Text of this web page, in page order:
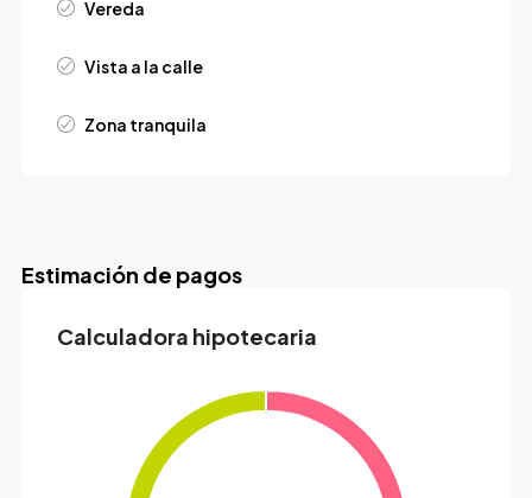
Vereda
Vista a la calle
Zona tranquila
Estimación de pagos
Calculadora hipotecaria